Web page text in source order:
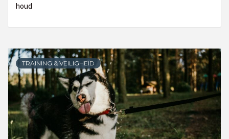
houd
TRAINING & VEILIGHEID